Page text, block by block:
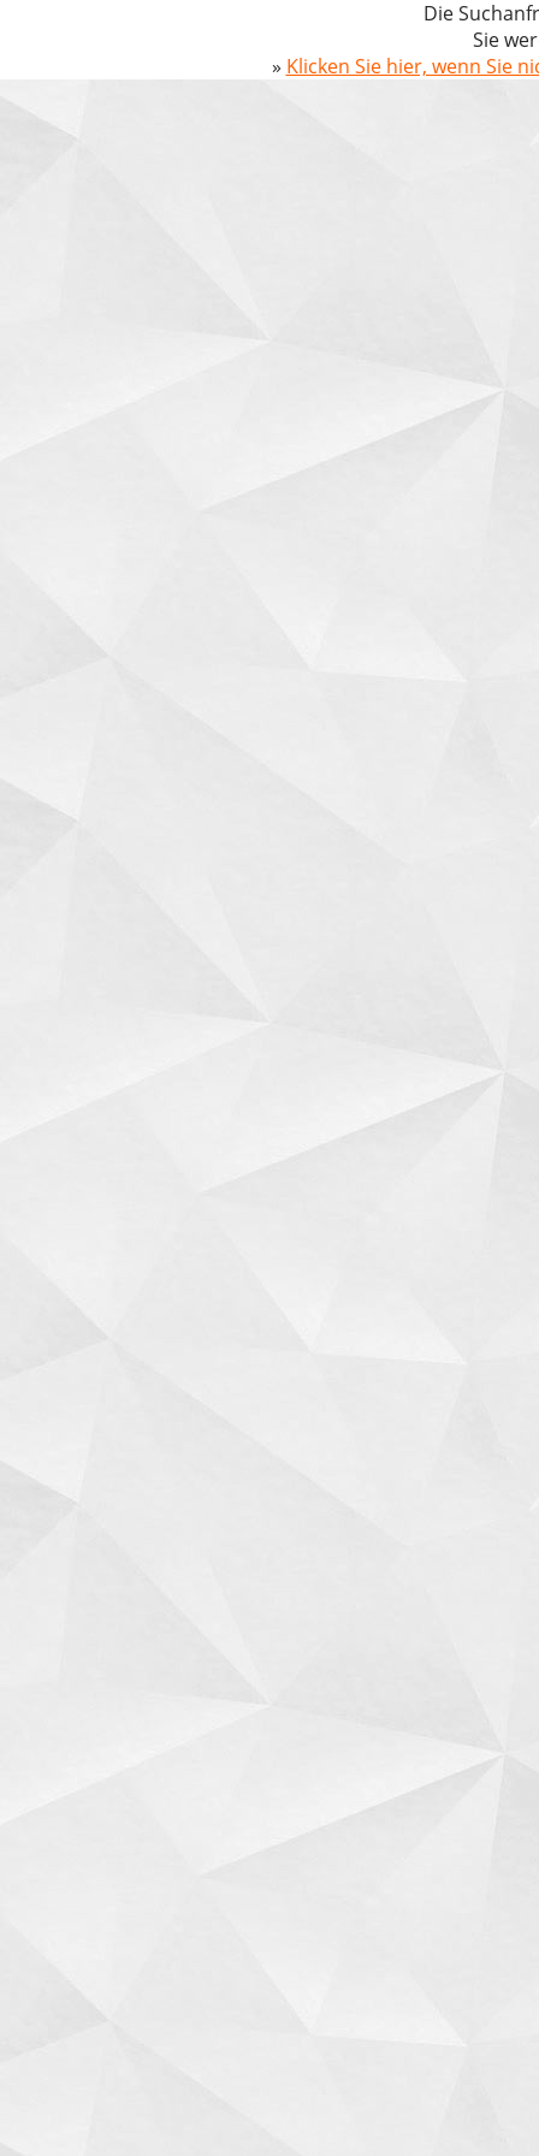
Die
Sie
» Klicken Sie hier, wenn Sie